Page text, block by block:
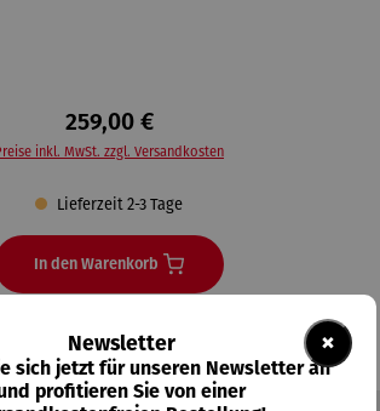
259,00 €
inkl. MwSt. zzgl. Versandkosten
Lieferzeit 2-3 Tage
In den Warenkorb
×
Newsletter
sich jetzt für unseren Newsletter an
profitieren Sie von einer